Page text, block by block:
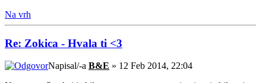
Na vrh
Re: Zokica - Hvala ti <3
Napisal/-a B&E » 12 Feb 2014, 22:04